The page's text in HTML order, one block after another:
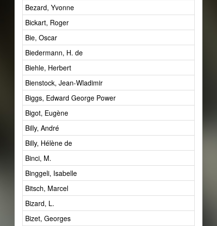
Bezard, Yvonne
Bickart, Roger
Bie, Oscar
Biedermann, H. de
Biehle, Herbert
Bienstock, Jean-Wladimir
Biggs, Edward George Power
Bigot, Eugène
Billy, André
Billy, Hélène de
Binci, M.
Binggeli, Isabelle
Bitsch, Marcel
Bizard, L.
Bizet, Georges